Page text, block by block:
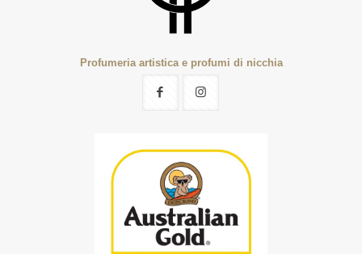
Profumeria artistica e profumi di nicchia